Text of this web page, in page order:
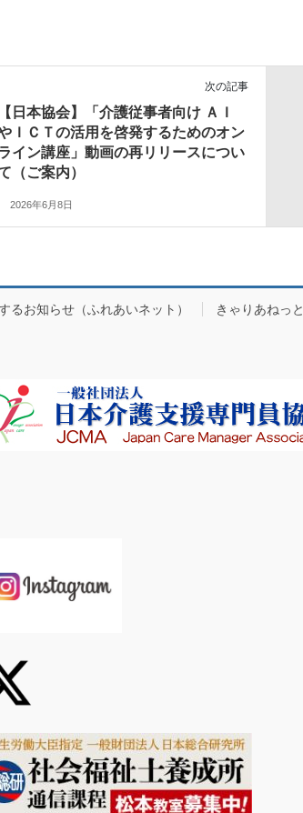
次の記事
【日本協会】「介護従事者向け ＡＩ
ＩＣＴの活用を啓発するためのオン
イン講座」動画の再リリースについ
（ご案内）
2026年6月8日
るお知らせ（ふれあいネット）
きゃりあねっと